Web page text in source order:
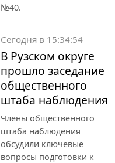
№40.
Сегодня в 15:34:54
В Рузском округе
прошло заседание
общественного
штаба наблюдения
Члены общественного
штаба наблюдения
обсудили ключевые
вопросы подготовки к